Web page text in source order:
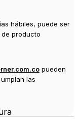
hábiles, puede ser
producto
pueden
las